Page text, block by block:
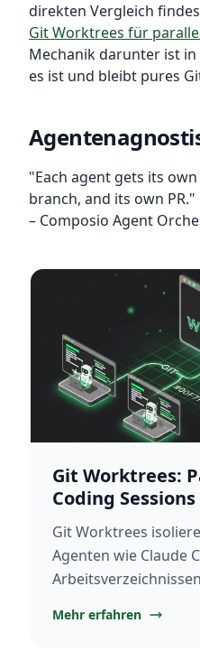
direkten Vergleich
Git Worktrees für
Mechanik darunter ist in
es ist und bleibt pures
"Each agent gets its
branch, and its own PR."
– Composio Agent
Git Worktrees:
Coding Sessions
Git Worktrees
Agenten wie Claude
Mehr erfahren